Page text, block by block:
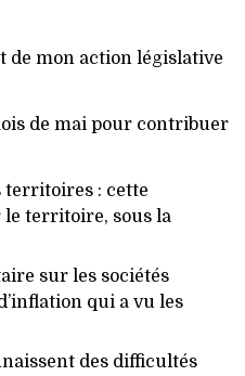
de mon action législative
de mai pour contribuer
territoires : cette
le territoire, sous la
sur les sociétés
qui a vu les
des difficultés